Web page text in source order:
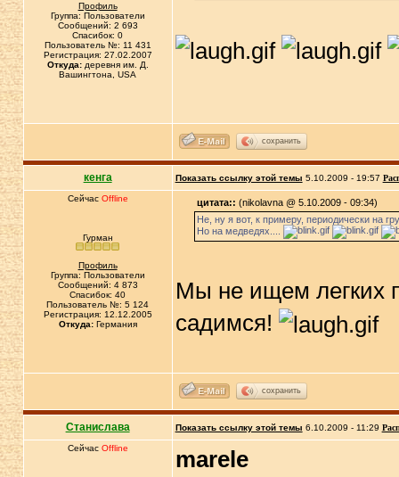
Профиль
Группа: Пользователи
Сообщений: 2 693
Спасибок: 0
Пользователь №: 11 431
Регистрация: 27.02.2007
Откуда:деревня им. Д.
Вашингтона, USA
сохранить
кенга Показать ссылку этой темы 5.10.2009 - 19:57
Сейчас Offline
Гурман
Профиль
Группа: Пользователи
Сообщений: 4 873
Спасибок: 40
Пользователь №: 5 124
Регистрация: 12.12.2005
Откуда:Германия
цитата:: (nikolavna @ 5.10.2009 - 09:34)
Не, ну я вот, к примеру, периодически на
Но на медведях....
Мы не ищем легких
садимся!
сохранить
Станислава Показать ссылку этой темы 6.10.2009 - 11:29
Сейчас Offline
marele